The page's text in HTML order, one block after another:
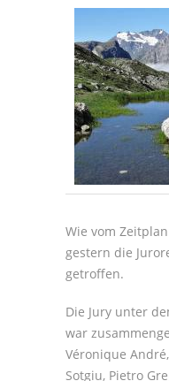
Wie vom
gestern die
getroffen.
Die Jury unter
war
Véronique
Sotgiu, Pietro